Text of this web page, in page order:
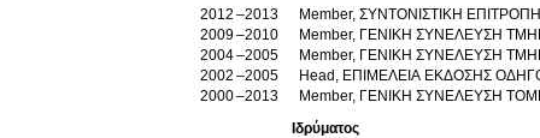
2012
2013
Member, ΣΥΝΤΟΝΙΣΤΙΚΗ
2009
2010
Member, ΓΕΝΙΚΗ ΣΥΝΕΛΕΥΣΗ
2004
2005
Member, ΓΕΝΙΚΗ ΣΥΝΕΛΕΥΣΗ
2002
2005
Head, ΕΠΙΜΕΛΕΙΑ ΕΚΔΟΣΗΣ
2000
2013
Member, ΓΕΝΙΚΗ ΣΥΝΕΛΕΥΣΗ
Ιδρύματος